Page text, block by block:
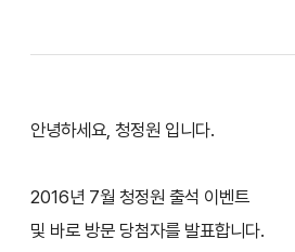
안녕하세요, 청정원 입니다.
2016년 7월 청정원 출석 이벤트
및 바로 방문 당첨자를 발표합니다.